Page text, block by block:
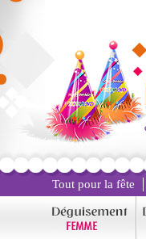
Tout pour la fête